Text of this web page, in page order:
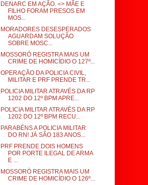
DENARC EM AÇÃO. => MÃE E
FILHO FORAM PRESOS EM
MOS...
MORADORES DESESPERADOS
AGUARDAM SOLUÇÃO
SOBRE MOSC...
MOSSORÓ REGISTRA MAIS UM
CRIME DE HOMICÍDIO O 127º...
OPERAÇÃO DA POLICIA CIVIL,
MILITAR E PRF PRENDE TR...
POLICIA MILITAR ATRAVÉS DA RP
1202 DO 12º BPM APRE...
POLICIA MILITAR ATRAVÉS DA RP
1202 DO 12º BPM RECU...
PARABÉNS A POLICIA MILITAR
DO RN! JÁ SÃO 183 ANOS...
PRF PRENDE DOIS HOMENS
POR PORTE ILEGAL DE ARMA
E ...
MOSSORÓ REGISTRA MAIS UM
CRIME DE HOMICÍDIO O 126º...